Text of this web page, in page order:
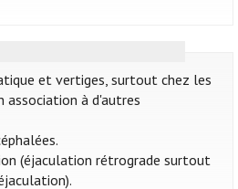
et vertiges, surtout chez les
association à d'autres
(éjaculation rétrograde surtout